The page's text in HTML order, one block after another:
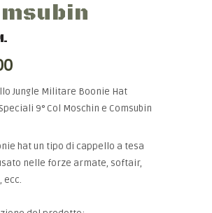
Jungle Militare Boonie Hat
9° Col Moschin e Comsubin
hat un tipo di cappello a tesa
nelle forze armate, softair,
ecc.